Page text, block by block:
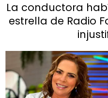
La conductora
estrella de Radio